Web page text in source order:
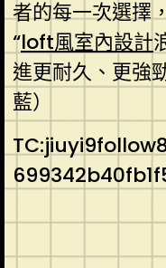
者的每一次選擇
“loft風室內設計
進更耐久、更強
藍）